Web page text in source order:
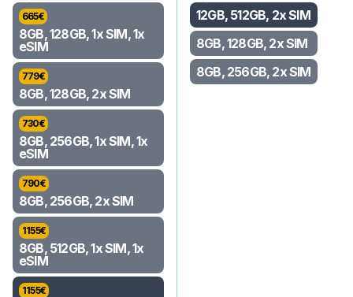
665€
8GB, 128GB, 1x SIM, 1x
eSIM
779€
8GB, 128GB, 2x SIM
730€
8GB, 256GB, 1x SIM, 1x
eSIM
790€
8GB, 256GB, 2x SIM
1155€
8GB, 512GB, 1x SIM, 1x
eSIM
1155€
12GB, 512GB, 2x SIM
8GB, 128GB, 2x SIM
8GB, 256GB, 2x SIM